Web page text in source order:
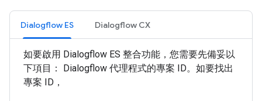
Dialogflow ES Dialogflow CX
如要啟用 Dialogflow ES 整合功能，您需要先備妥以
下項目： Dialogflow 代理程式的專案 ID。如要找出
專案 ID，